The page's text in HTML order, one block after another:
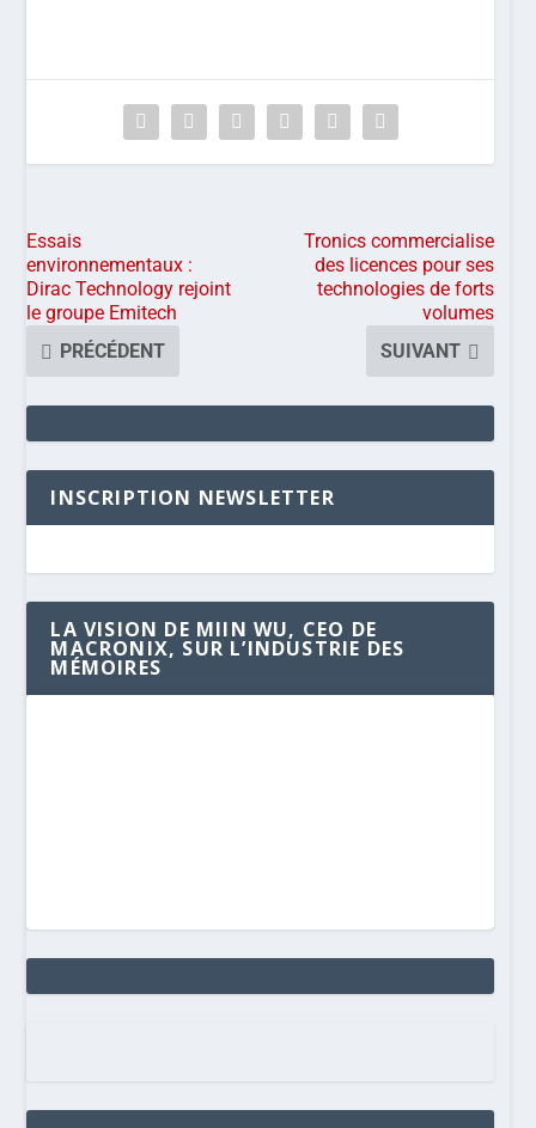
Essais
environnementaux :
Dirac Technology rejoint
le groupe Emitech
PRÉCÉDENT
Tronics commercialise
des licences pour ses
technologies de forts
volumes
SUIVANT
INSCRIPTION NEWSLETTER
LA VISION DE MIIN WU, CEO DE
MACRONIX, SUR L’INDUSTRIE DES
MÉMOIRES